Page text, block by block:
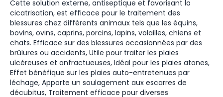
Cette solution externe, antiseptique et favorisant la
cicatrisation, est efficace pour le traitement des
blessures chez différents animaux tels que les équins,
bovins, ovins, caprins, porcins, lapins, volailles, chiens et
chats. Efficace sur des blessures occasionnées par des
brûlures ou accidents, Utile pour traiter les plaies
ulcéreuses et anfractueuses, Idéal pour les plaies atones,
Effet bénéfique sur les plaies auto-entretenues par
léchage, Apporte un soulagement aux escarres de
décubitus, Traitement efficace pour diverses